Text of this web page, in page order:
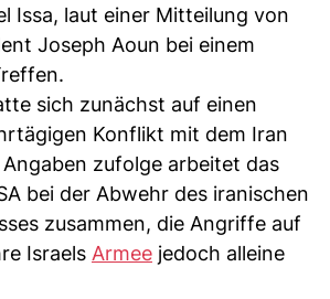
Issa, laut einer Mitteilung von
Joseph Aoun bei einem
sich zunächst auf einen
Konflikt mit dem Iran
zufolge arbeitet das
bei der Abwehr des iranischen
zusammen, die Angriffe auf
Israels Armee jedoch alleine